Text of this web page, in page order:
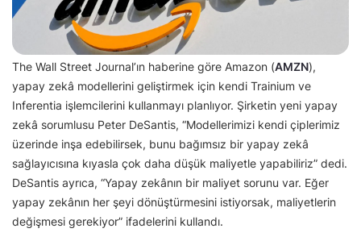
The Wall Street Journal’ın haberine göre Amazon (AMZN),
yapay zekâ modellerini geliştirmek için kendi Trainium ve
Inferentia işlemcilerini kullanmayı planlıyor. Şirketin yeni yapay
zekâ sorumlusu Peter DeSantis, “Modellerimizi kendi çiplerimiz
üzerinde inşa edebilirsek, bunu bağımsız bir yapay zekâ
sağlayıcısına kıyasla çok daha düşük maliyetle yapabiliriz” dedi.
DeSantis ayrıca, “Yapay zekânın bir maliyet sorunu var. Eğer
yapay zekânın her şeyi dönüştürmesini istiyorsak, maliyetlerin
değişmesi gerekiyor” ifadelerini kullandı.